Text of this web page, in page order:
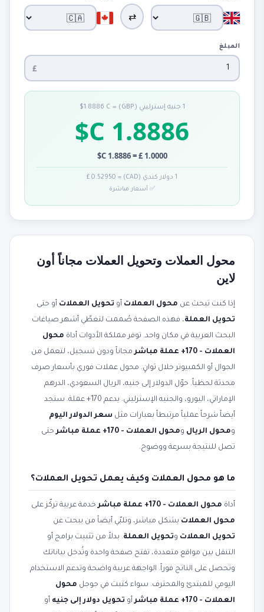
⇄
المبلغ
£
1 جنيه إسترليني (GBP) = 1.8886 C$
1.8886 C$
1.0000 £ = 1.8886 C$
1 دولار كندي (CAD) = 0.52950 £
✅ أسعار مباشرة
محول العملات وتحويل العملات مجاناً أون
لاين
إذا كنت تبحث عن محول العملات أو تحويل العملات أو حتى
تحويل العملة، فهذه الصفحة صُممت لتغطّي أشهر صياغات
البحث العربية في مكان واحد. توفر مملكة الأدوات أداة محول
العملات - 170+ عملة مباشر
مجاناً ودون تسجيل، لتعمل من
الجوال أو الكمبيوتر خلال ثوانٍ. محول عملات فوري بأسعار صرف
محدثة لحظياً. حوّل الدولار إلى جنيه، الريال السعودي، الدرهم
الإماراتي، اليورو، والجنيه الإسترليني. يدعم 170+ عملة. ستجد
أيضاً شرحاً عملياً مرتبطاً بعبارات مثل سعر الدولار اليوم
ومحول الريال ومحول العملات - 170+ عملة مباشر
حتى
تصل للنتيجة بسرعة ووضوح.
ما هو محول العملات وكيف يعمل تحويل العملات؟
أداة محول العملات - 170+ عملة مباشر
خدمة عربية تركّز على
محول العملات بشكل مباشر، وتلبّي أيضاً من يبحث عن
تحويل العملات وتحويل العملة. بدلاً من تثبيت برامج أو
التنقل بين مواقع متعددة، تفتح صفحة واحدة وتُدخل بياناتك
وتحصل على الناتج فوراً. الواجهة عربية واضحة وتدعم الاستخدام
اليومي للمبتدئ والمحترف. سواء كتبت في جوجل محول
العملات - 170+ عملة مباشر
أو تحويل دولار إلى جنيه أو